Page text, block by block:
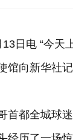
日电 “今天
馆向新华社
首都全城球